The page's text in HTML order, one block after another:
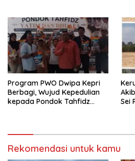
Program PWO Dwipa Kepri
Berbagi, Wujud Kepedulian
kepada Pondok Tahfidz
Sei
Rekomendasi untuk kamu